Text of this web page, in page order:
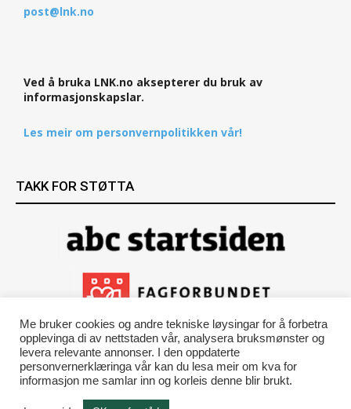
post@lnk.no
Ved å bruka LNK.no aksepterer du bruk av
informasjonskapslar.
Les meir om personvernpolitikken vår!
TAKK FOR STØTTA
Me bruker cookies og andre tekniske løysingar for å forbetra
opplevinga di av nettstaden vår, analysera bruksmønster og
levera relevante annonser. I den oppdaterte
personvernerklæringa vår kan du lesa meir om kva for
informasjon me samlar inn og korleis denne blir brukt.